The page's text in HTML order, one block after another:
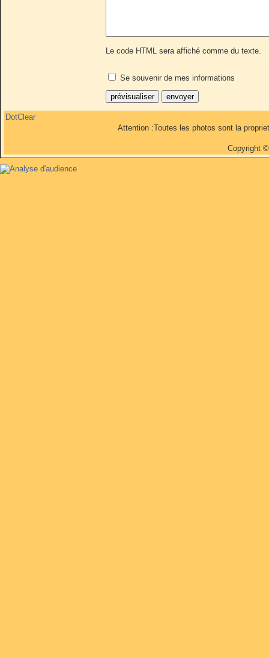
Le code HTML sera affiché comme du texte.
Se souvenir de mes informations
DotClear
Attention :Toutes les photos sont la
Copyright